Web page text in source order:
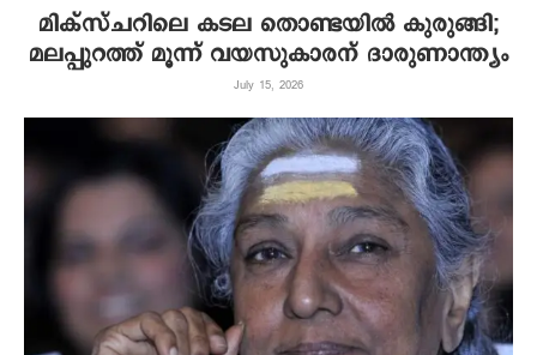
മിക്‌സ്ചറിലെ കടല തൊണ്ടയില്‍ കുരുങ്ങി;
മലപ്പുറത്ത് മൂന്ന് വയസുകാരന് ദാരുണാന്ത്യം
July 15, 2026